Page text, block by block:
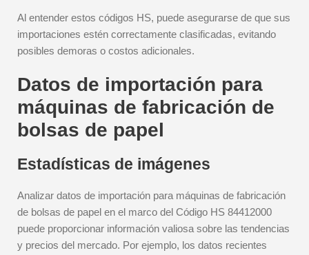
Al entender estos códigos HS, puede asegurarse de que sus
importaciones estén correctamente clasificadas, evitando
posibles demoras o costos adicionales.
Datos de importación para
máquinas de fabricación de
bolsas de papel
Estadísticas de imágenes
Analizar datos de importación para máquinas de fabricación
de bolsas de papel en el marco del Código HS 84412000
puede proporcionar información valiosa sobre las tendencias
y precios del mercado. Por ejemplo, los datos recientes